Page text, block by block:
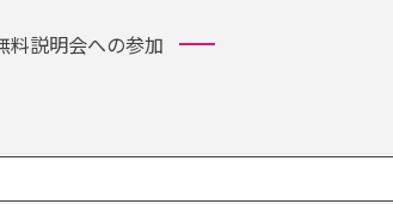
料説明会への参加